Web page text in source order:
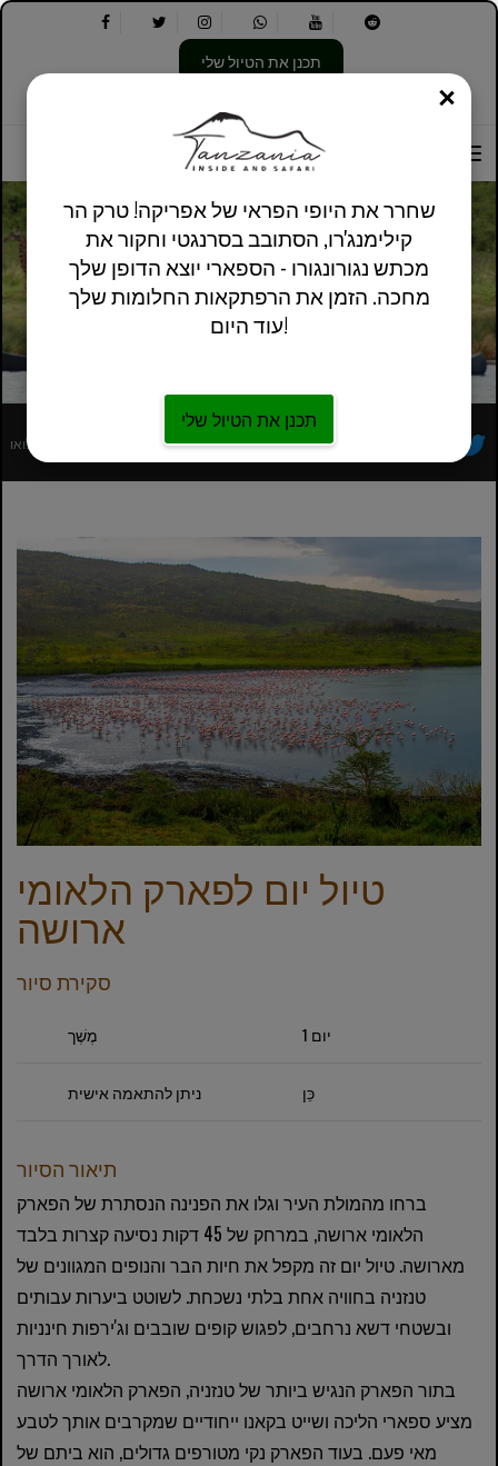
תכנן את הטיול שלי
טיול יום לפארק הלאומי ארושה
מפעיל סיורים מקומי אפריקאי רשום במלואו
טיול יום לפארק הלאומי
ארושה
סקירת סיור
מֶשֶׁך 1 יום
ניתן להתאמה אישית כֵּן
תיאור הסיור
ברחו מהמולת העיר וגלו את הפנינה הנסתרת של הפארק
הלאומי ארושה, במרחק של 45 דקות נסיעה קצרות בלבד
מארושה. טיול יום זה מקפל את חיות הבר והנופים המגוונים של
טנזניה בחוויה אחת בלתי נשכחת. לשוטט ביערות עבותים
ובשטחי דשא נרחבים, לפגוש קופים שובבים וג'ירפות חינניות
לאורך הדרך.
בתור הפארק הנגיש ביותר של טנזניה, הפארק הלאומי ארושה
מציע ספארי הליכה ושייט בקאנו ייחודיים שמקרבים אותך לטבע
מאי פעם. בעוד הפארק נקי מטורפים גדולים, הוא ביתם של
שחרר את היופי הפראי של אפריקה! טרק הר
קילימנג'רו, הסתובב בסרנגטי וחקור את
מכתש נגורונגורו - הספארי יוצא הדופן שלך
מחכה. הזמן את הרפתקאות החלומות שלך
עוד היום!
תכנן את הטיול שלי